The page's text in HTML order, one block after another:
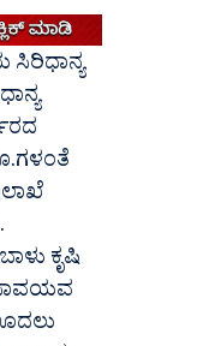
ಸಿರಿಧಾನ್ಯ
ಕೃಷಿ
ಸಾವಯವ